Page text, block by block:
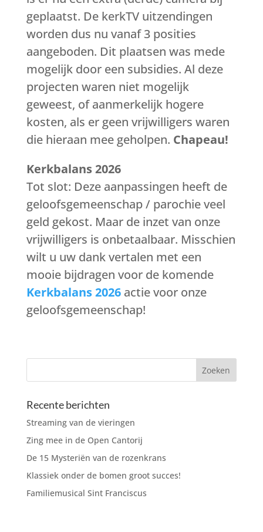
geplaatst. De kerkTV uitzendingen
worden dus nu vanaf 3 posities
aangeboden. Dit plaatsen was mede
mogelijk door een subsidies. Al deze
projecten waren niet mogelijk
geweest, of aanmerkelijk hogere
kosten, als er geen vrijwilligers waren
die hieraan mee geholpen. Chapeau!
Kerkbalans 2026
Tot slot: Deze aanpassingen heeft de
geloofsgemeenschap / parochie veel
geld gekost. Maar de inzet van onze
vrijwilligers is onbetaalbaar. Misschien
wilt u uw dank vertalen met een
mooie bijdragen voor de komende
Kerkbalans 2026actie voor onze
geloofsgemeenschap!
Recente berichten
Streaming van de vieringen
Zing mee in de Open Cantorij
De 15 Mysteriën van de rozenkrans
Klassiek onder de bomen groot succes!
Familiemusical Sint Franciscus